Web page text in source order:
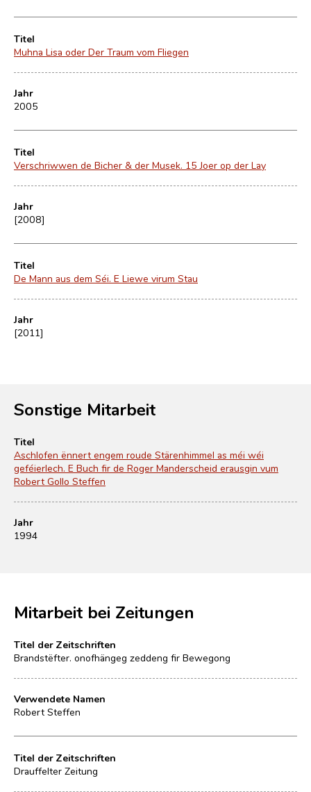
Titel
Muhna Lisa oder Der Traum vom Fliegen
Jahr
2005
Titel
Verschriwwen de Bicher & der Musek. 15 Joer op der Lay
Jahr
[2008]
Titel
De Mann aus dem Séi. E Liewe virum Stau
Jahr
[2011]
Sonstige Mitarbeit
Titel
Aschlofen ënnert engem roude Stärenhimmel as méi wéi
geféierlech. E Buch fir de Roger Manderscheid erausgin vum
Robert Gollo Steffen
Jahr
1994
Mitarbeit bei Zeitungen
Titel der Zeitschriften
Brandstëfter. onofhängeg zeddeng fir Bewegong
Verwendete Namen
Robert Steffen
Titel der Zeitschriften
Drauffelter Zeitung